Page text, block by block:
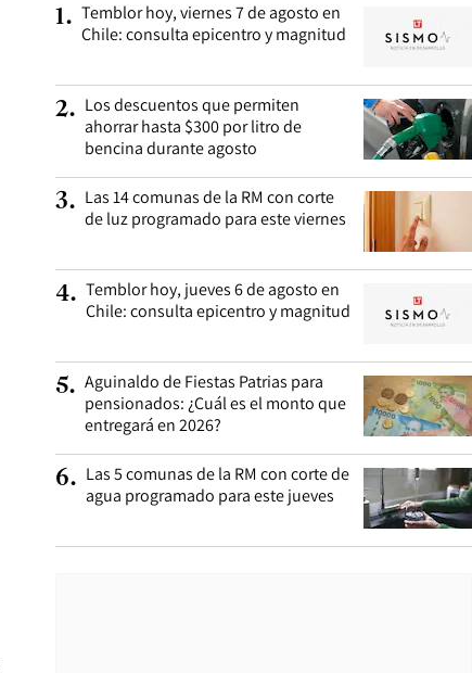
1. Temblor hoy, viernes 7 de agosto en
Chile: consulta epicentro y magnitud
2. Los descuentos que permiten
ahorrar hasta $300 por litro de
bencina durante agosto
3. Las 14 comunas de la RM con corte
de luz programado para este viernes
4. Temblor hoy, jueves 6 de agosto en
Chile: consulta epicentro y magnitud
5. Aguinaldo de Fiestas Patrias para
pensionados: ¿Cuál es el monto que
entregará en 2026?
6. Las 5 comunas de la RM con corte de
agua programado para este jueves